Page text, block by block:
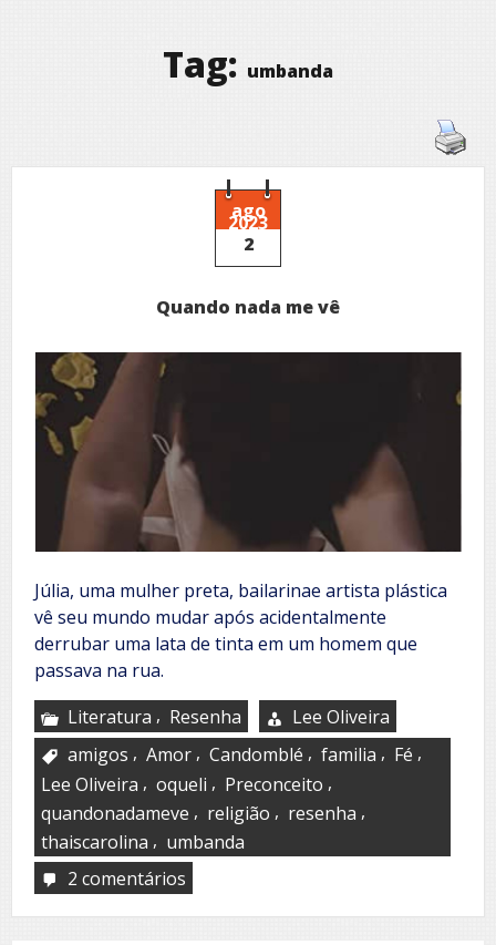
Tag: umbanda
ago
2023
2
Quando nada me vê
Júlia, uma mulher preta, bailarinae artista plástica
vê seu mundo mudar após acidentalmente
derrubar uma lata de tinta em um homem que
passava na rua.
Literatura , Resenha
Lee Oliveira
amigos , Amor , Candomblé , familia , Fé ,
Lee Oliveira , oqueli , Preconceito ,
quandonadameve , religião , resenha ,
thaiscarolina , umbanda
2 comentários
nada